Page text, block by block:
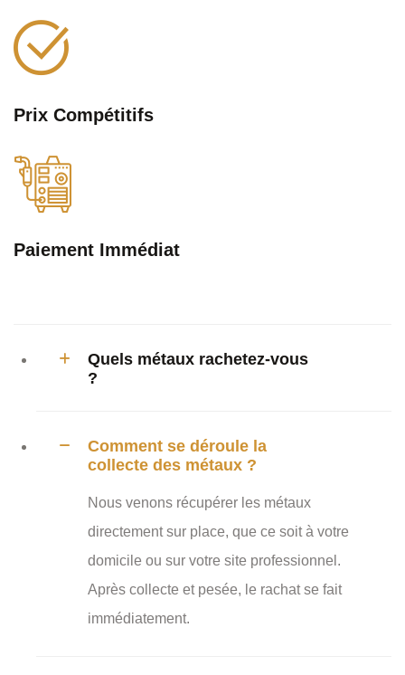
Prix Compétitifs
Paiement Immédiat
Quels métaux rachetez-vous
?
Comment se déroule la
collecte des métaux ?
Nous venons récupérer les métaux
directement sur place, que ce soit à votre
domicile ou sur votre site professionnel.
Après collecte et pesée, le rachat se fait
immédiatement.